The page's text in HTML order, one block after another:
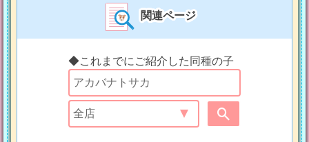
関連ページ
◆これまでにご紹介した同種の子